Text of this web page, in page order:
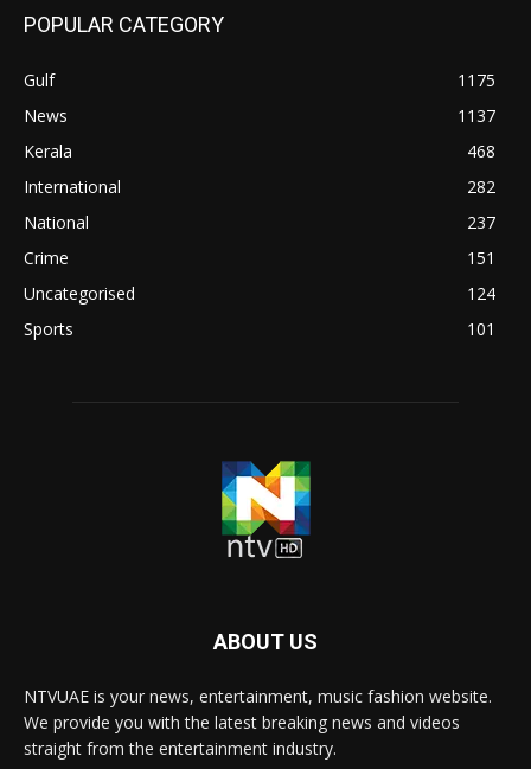
POPULAR CATEGORY
Gulf
1175
News
1137
Kerala
468
International
282
National
237
Crime
151
Uncategorised
124
Sports
101
ABOUT US
NTVUAE is your news, entertainment, music fashion website.
We provide you with the latest breaking news and videos
straight from the entertainment industry.